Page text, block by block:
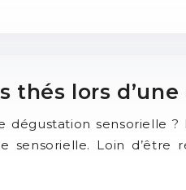
thés lors
dégustation sensorielle
Loin d’être